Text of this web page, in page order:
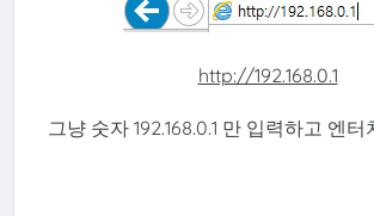
http://192.168.0.1
그냥 숫자 192.168.0.1 만 입력하고 엔